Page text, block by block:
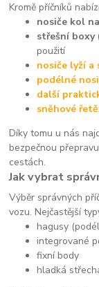
Kromě příčníků
nosiče kol
střešní boxy
použití
nosiče lyží a
podélné
další
sněhové
Díky tomu u nás
bezpečnou
cestách.
Jak vybrat
Výběr správných
vozu. Nejčastější
hagusy
integrované
fixní body
hladká